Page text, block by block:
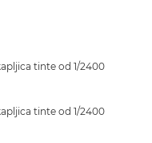
tinte od 1/2400
tinte od 1/2400